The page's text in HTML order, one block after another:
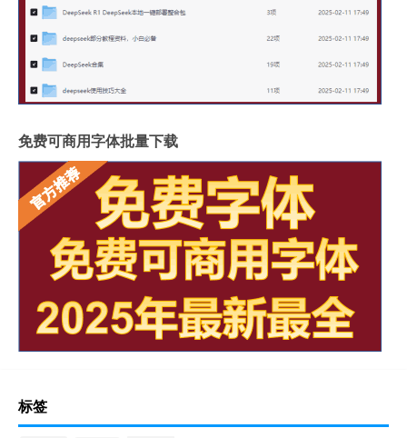
免费可商用字体批量下载
标签